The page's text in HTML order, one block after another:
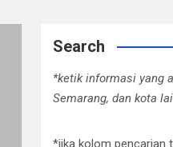
Search
*ketik informasi yang
Semarang, dan kota
*jika kolom pencarian